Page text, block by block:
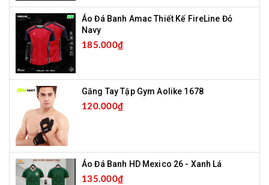
Áo Đá Banh Amac Thiết Kế FireLine Đỏ
Navy
185.000₫
Găng Tay Tập Gym Aolike 1678
120.000₫
Áo Đá Banh HD Mexico 26 - Xanh Lá
135.000₫